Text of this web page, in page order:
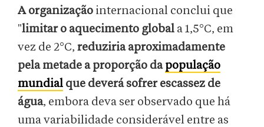
A organização internacional conclui que
"limitar o aquecimento global a 1,5°C, em
vez de 2°C, reduziria aproximadamente
pela metade a proporção dapopulação
mundial que deverá sofrer escassez de
água, embora deva ser observado que há
uma variabilidade considerável entre as